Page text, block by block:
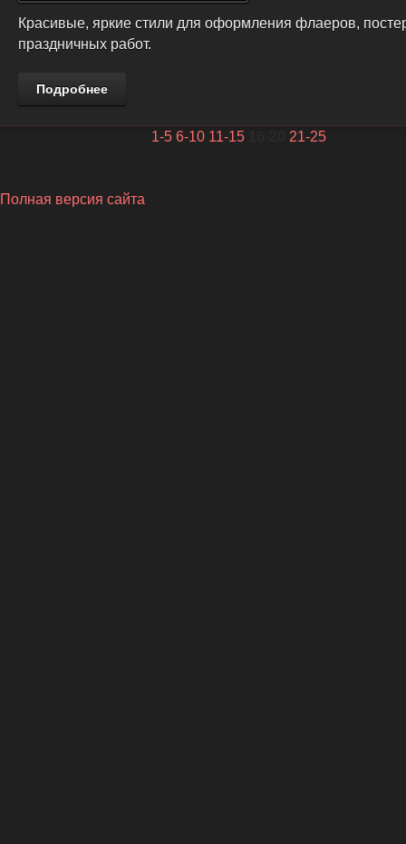
Красивые, яркие стили для оформления флаеров,
праздничных работ.
Подробнее
1-5 6-10 11-15 21-25
Полная версия сайта